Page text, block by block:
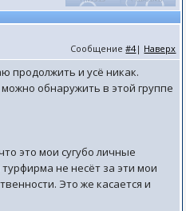
Сообщение#4| Наверх
продолжить и усё никак.
обнаружить в этой группе
это мои сугубо личные
не несёт за эти мои
Это же касается и